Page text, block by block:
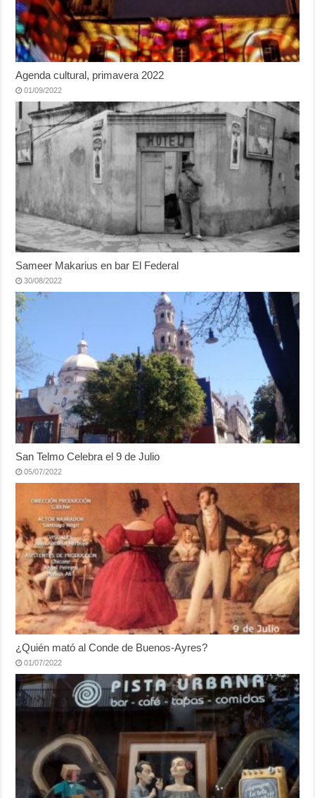
Agenda cultural, primavera 2022
01/09/2022
Sameer Makarius en bar El Federal
30/08/2022
San Telmo Celebra el 9 de Julio
05/07/2022
¿Quién mató al Conde de Buenos-Ayres?
01/07/2022